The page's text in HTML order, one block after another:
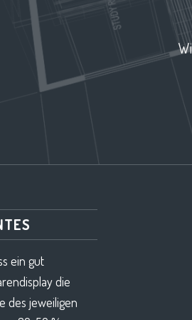
ein gut
die
des jeweiligen